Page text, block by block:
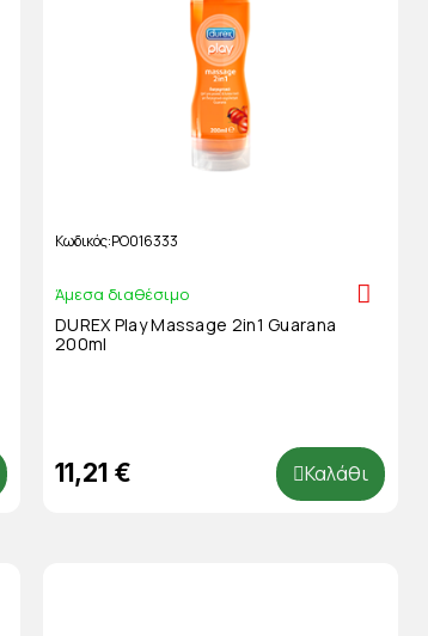
Κωδικός PO016333
Άμεσα διαθέσιμο
DUREX Play Massage 2in1 Guarana
200ml
11,21 € Καλάθι